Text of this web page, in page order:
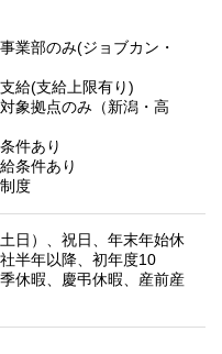
業部のみ(ジョブカン・
給(支給上限有り)
象拠点のみ（新潟・高
件あり
条件あり
度
日）、祝日、年末年始休
半年以降、初年度10
休暇、慶弔休暇、産前産